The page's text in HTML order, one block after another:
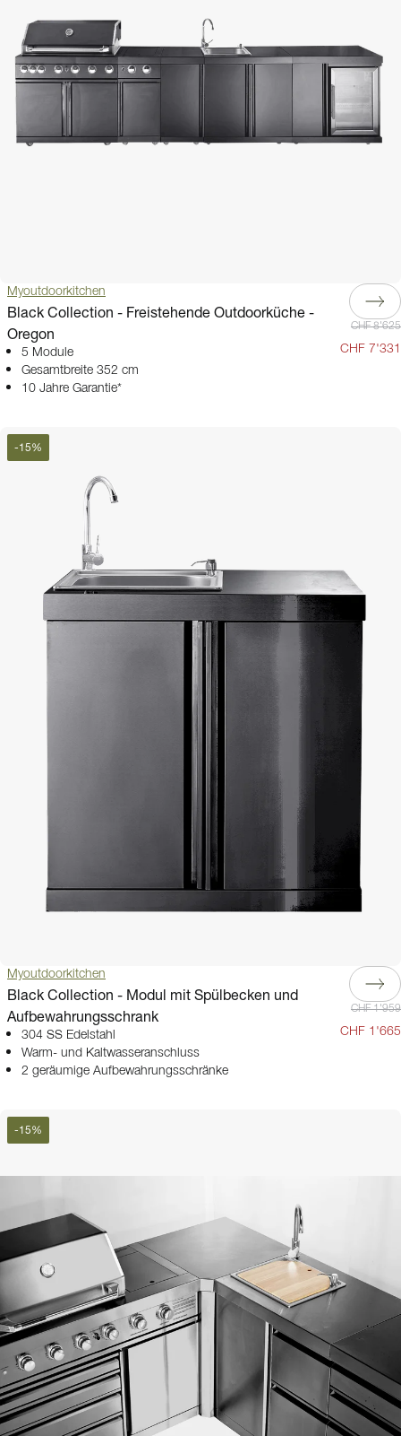
Myoutdoorkitchen
Black Collection - Freistehende Outdoorküche -
Oregon
5 Module
Gesamtbreite 352 cm
10 Jahre Garantie*
CHF 8'625
CHF 7'331
-15%
Myoutdoorkitchen
Black Collection - Modul mit Spülbecken und
Aufbewahrungsschrank
304 SS Edelstahl
Warm- und Kaltwasseranschluss
2 geräumige Aufbewahrungsschränke
CHF 1'959
CHF 1'665
-15%